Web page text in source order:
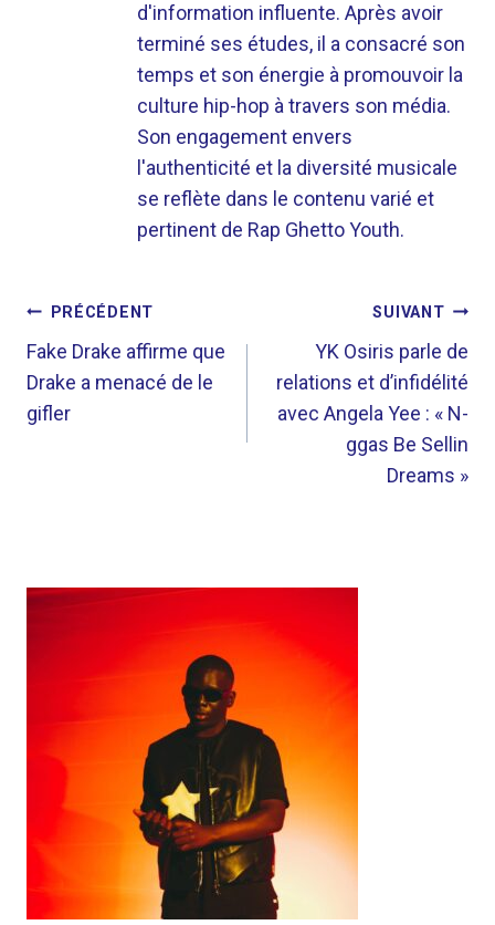
d'information influente. Après avoir
terminé ses études, il a consacré son
temps et son énergie à promouvoir la
culture hip-hop à travers son média.
Son engagement envers
l'authenticité et la diversité musicale
se reflète dans le contenu varié et
pertinent de Rap Ghetto Youth.
NAVIGATION
DE
L’ARTICLE
PRÉCÉDENT
Fake Drake affirme que
Drake a menacé de le
gifler
SUIVANT
YK Osiris parle de
relations et d’infidélité
avec Angela Yee : « N-
ggas Be Sellin
Dreams »